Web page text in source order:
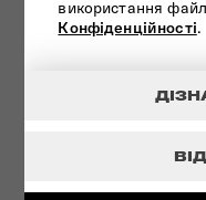
використання
Конфіденційності.